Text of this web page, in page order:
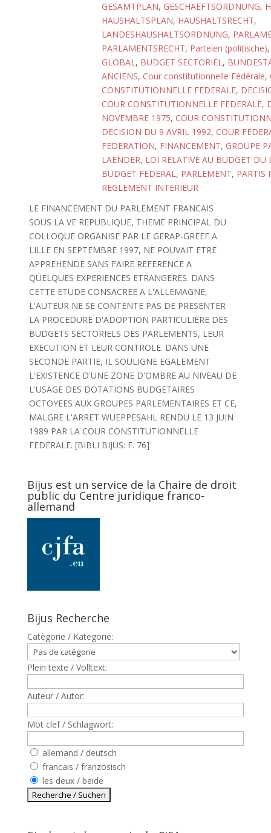
GESAMTPLAN, GESCHAEFTSORDNUNG,
HAUSHALTSPLAN, HAUSHALTSRECHT,
LANDESHAUSHALTSORDNUNG,
PARLAMENTSRECHT, Parteien (politische)
GLOBAL, BUDGET SECTORIEL,
ANCIENS, Cour constitutionnelle Fédérale,
CONSTITUTIONNELLE FEDERALE,
COUR CONSTITUTIONNELLE FEDERALE,
NOVEMBRE 1975, COUR
DECISION DU 9 AVRIL 1992, COUR
FEDERATION, FINANCEMENT, GROUPE
LAENDER, LOI RELATIVE AU BUDGET DU
BUDGET FEDERAL, PARLEMENT, PARTIS
REGLEMENT INTERIEUR
LE FINANCEMENT DU PARLEMENT FRANCAIS
SOUS LA VE REPUBLIQUE, THEME PRINCIPAL DU
COLLOQUE ORGANISE PAR LE GERAP-GREEF A
LILLE EN SEPTEMBRE 1997, NE POUVAIT ETRE
APPREHENDE SANS FAIRE REFERENCE A
QUELQUES EXPERIENCES ETRANGERES. DANS
CETTE ETUDE CONSACREE A L'ALLEMAGNE,
L'AUTEUR NE SE CONTENTE PAS DE PRESENTER
LA PROCEDURE D'ADOPTION PARTICULIERE DES
BUDGETS SECTORIELS DES PARLEMENTS, LEUR
EXECUTION ET LEUR CONTROLE. DANS UNE
SECONDE PARTIE, IL SOULIGNE EGALEMENT
L'EXISTENCE D'UNE ZONE D'OMBRE AU NIVEAU DE
L'USAGE DES DOTATIONS BUDGETAIRES
OCTOYEES AUX GROUPES PARLEMENTAIRES ET CE,
MALGRE L'ARRET WUEPPESAHL RENDU LE 13 JUIN
1989 PAR LA COUR CONSTITUTIONNELLE
FEDERALE. [BIBLI BIJUS: F. 76]
Bijus est un service de la Chaire de droit
public du Centre juridique franco-
allemand
Bijus Recherche
Catègorie / Kategorie:
Plein texte / Volltext:
Auteur / Autor:
Mot clef / Schlagwort:
allemand / deutsch
francais / französisch
les deux / beide